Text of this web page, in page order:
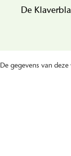
De
De gegevens van